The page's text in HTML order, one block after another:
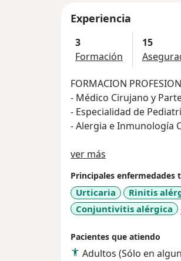
Experiencia
3
Formación
15
FORMACION
- Especialidad de
MEDICINA PRIVADA
CERTIFICACIONES
- Certificada por el
A.C. CMICA
- Certificada por
ver más
Principales enfermedades
Urticaria Rinitis
Conjuntivitis alérgica
Pacientes que atiendo
Adultos (Sólo en